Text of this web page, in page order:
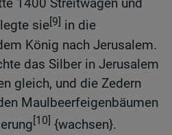
1400 Streitwagen und
sie[9] in die
König nach Jerusalem.
das Silber in Jerusalem
gleich, und die Zedern
Maulbeerfeigenbäumen
[10] {wachsen}.